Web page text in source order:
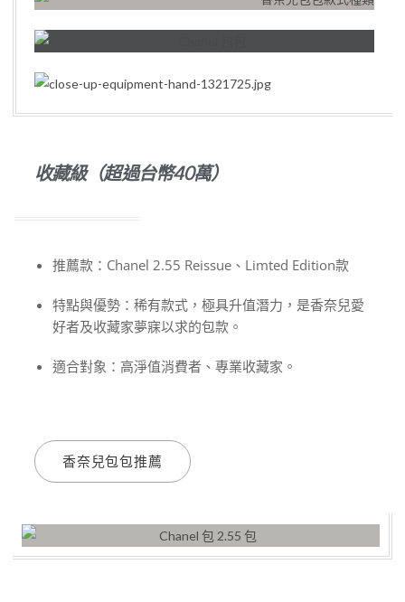
收藏級（超過台幣40萬）
推薦款：Chanel 2.55 Reissue、Limted Edition款
特點與優勢：稀有款式，極具升值潛力，是香奈兒愛
好者及收藏家夢寐以求的包款。
適合對象：高淨值消費者、專業收藏家。
香奈兒包包推薦